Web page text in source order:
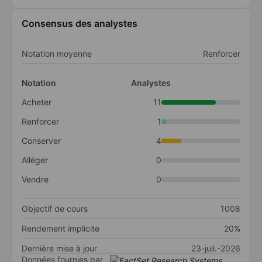
Consensus des analystes
Notation moyenne Renforcer
Notation
Analystes
Acheter
11
Renforcer
1
Conserver
4
Alléger
0
Vendre
0
Objectif de cours
1008
Rendement implicite
20%
Dernière mise à jour
23-juil.-2026
Données fournies par